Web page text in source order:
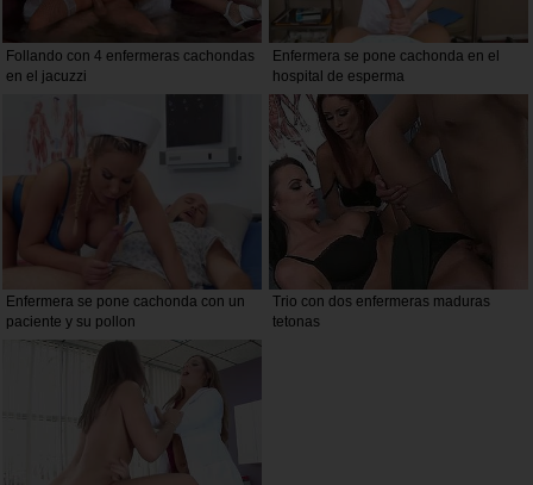
Follando con 4 enfermeras cachondas
en el jacuzzi
Enfermera se pone cachonda en el
hospital de esperma
Enfermera se pone cachonda con un
paciente y su pollon
Trio con dos enfermeras maduras
tetonas